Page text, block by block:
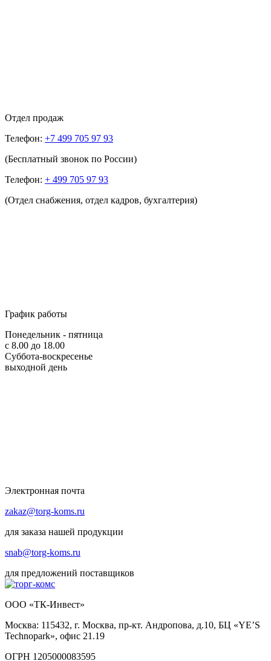
Отдел продаж
Телефон: +7 499 705 97 93
(Бесплатный звонок по России)
Телефон: + 499 705 97 93
(Отдел снабжения, отдел кадров, бухгалтерия)
График работы
Понедельник - пятница
с 8.00 до 18.00
Суббота-воскресенье
выходной день
Электронная почта
zakaz@torg-koms.ru
для заказа нашей продукции
snab@torg-koms.ru
для предложений поставщиков
ООО «ТК-Инвест»
Москва: 115432, г. Москва, пр-кт. Андропова, д.10, БЦ «YE’S
Technopark», офис 21.19
ОГРН 1205000083595